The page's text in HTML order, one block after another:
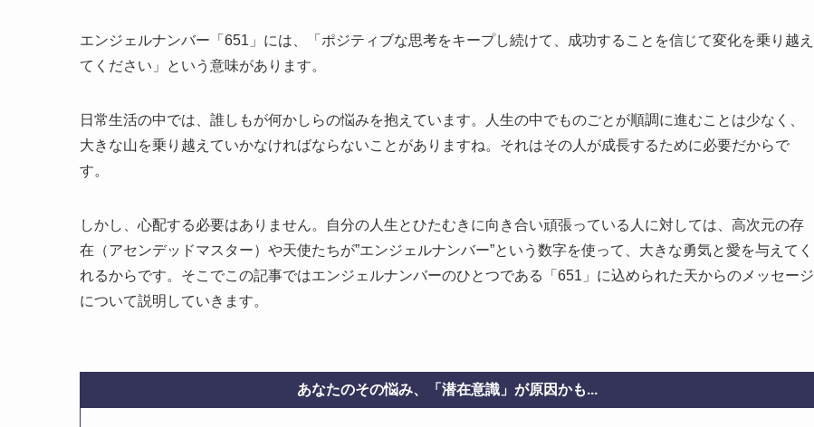
エンジェルナンバー「651」には、「ポジティブな思考をキープし続けて、成功することを信じて変化を乗り越え
てください」という意味があります。
日常生活の中では、誰しもが何かしらの悩みを抱えています。人生の中でものごとが順調に進むことは少なく、
大きな山を乗り越えていかなければならないことがありますね。それはその人が成長するために必要だからで
す。
しかし、心配する必要はありません。自分の人生とひたむきに向き合い頑張っている人に対しては、高次元の存
在（アセンデッドマスター）や天使たちが”エンジェルナンバー”という数字を使って、大きな勇気と愛を与えてく
れるからです。そこでこの記事ではエンジェルナンバーのひとつである「651」に込められた天からのメッセージ
について説明していきます。
あなたのその悩み、「潜在意識」が原因かも...